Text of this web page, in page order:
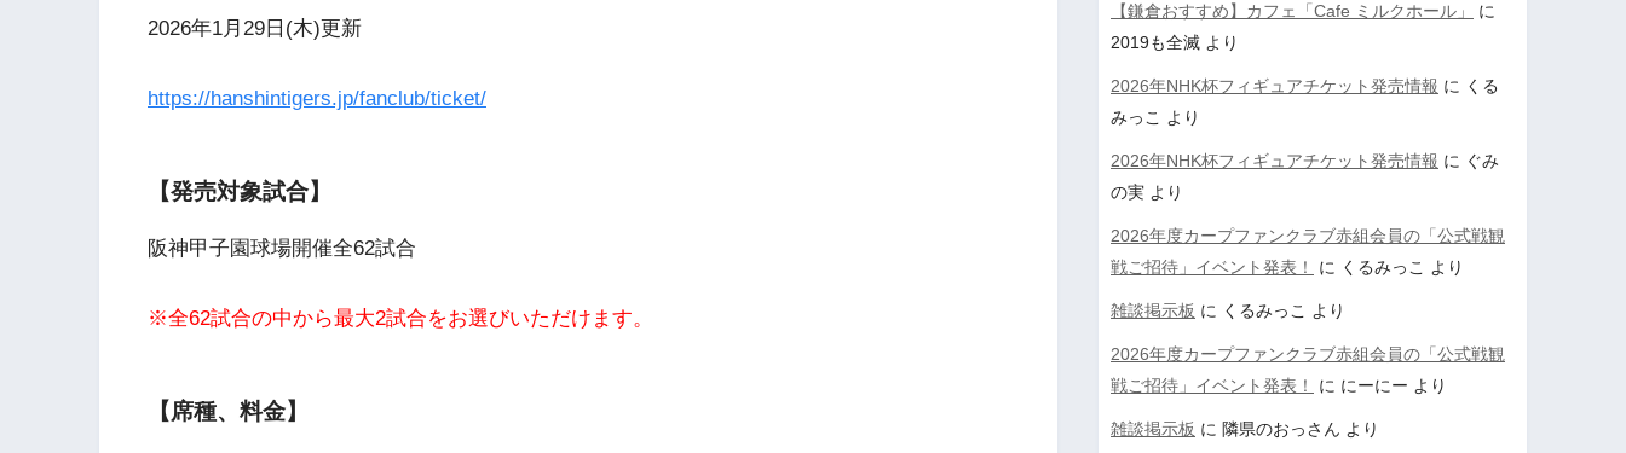
2026年1月29日(木)更新
https://hanshintigers.jp/fanclub/ticket/
【発売対象試合】
阪神甲子園球場開催全62試合
※全62試合の中から最大2試合をお選びいただけます。
【席種、料金】
【鎌倉おすすめ】カフェ「Cafe ミルクホール」
に
2019も全滅 より
2026年NHK杯フィギュアチケット発売情報 に くる
みっこ より
2026年NHK杯フィギュアチケット発売情報 に ぐみ
の実 より
2026年度カープファンクラブ赤組会員の「公式戦観
戦ご招待」イベント発表！
に くるみっこ より
雑談掲示板 に くるみっこ より
2026年度カープファンクラブ赤組会員の「公式戦観
戦ご招待」イベント発表！
に にーにー より
雑談掲示板 に 隣県のおっさん より